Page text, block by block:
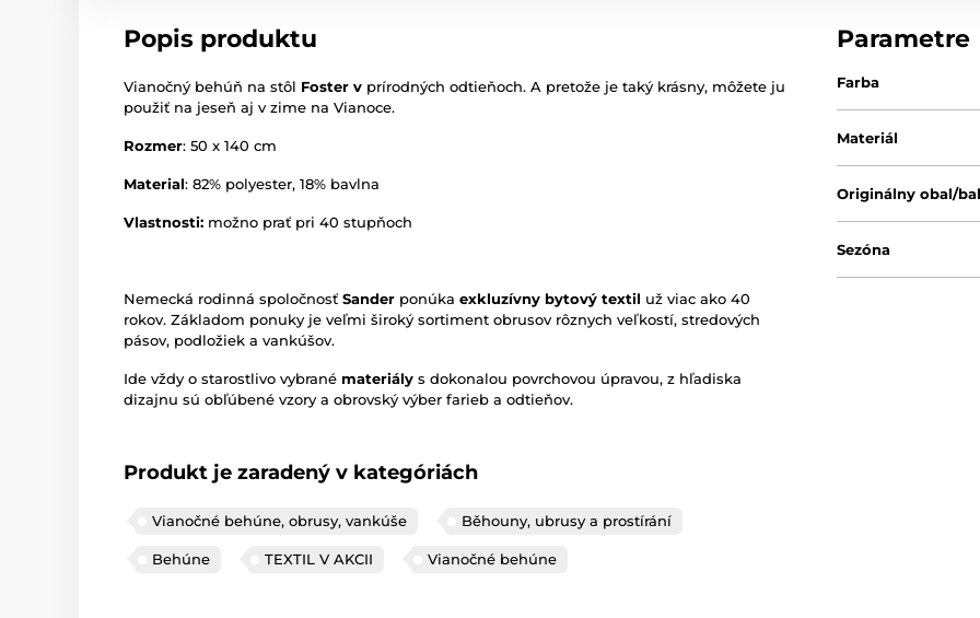
Popis produktu
Vianočný behúň na stôl Foster v prírodných odtieňoch. A pretože je taký krásny, môžete ju
použiť na jeseň aj v zime na Vianoce.
Rozmer: 50 x 140 cm
Material: 82% polyester, 18% bavlna
Vlastnosti: možno prať pri 40 stupňoch
Nemecká rodinná spoločnosť Sander ponúka exkluzívny bytový textil už viac ako 40
rokov. Základom ponuky je veľmi široký sortiment obrusov rôznych veľkostí, stredových
pásov, podložiek a vankúšov.
Ide vždy o starostlivo vybrané materiály s dokonalou povrchovou úpravou, z hľadiska
dizajnu sú obľúbené vzory a obrovský výber farieb a odtieňov.
Produkt je zaradený v kategóriách
Vianočné behúne, obrusy, vankúše Běhouny, ubrusy a prostírání
Behúne TEXTIL V AKCII Vianočné behúne
Parametre
Farba
Materiál
Originálny obal/
Sezóna